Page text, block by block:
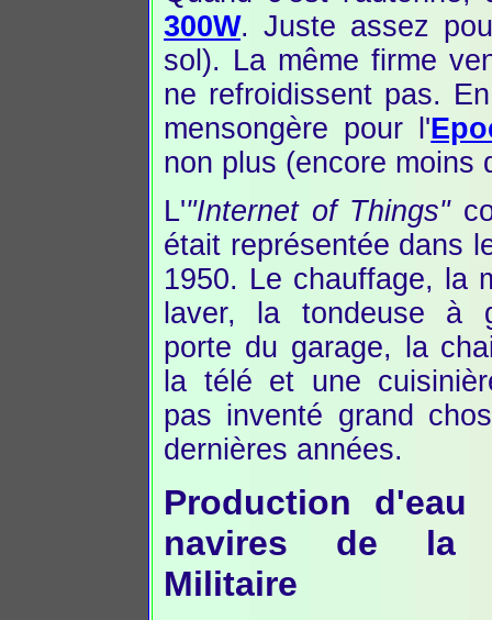
300W. Juste assez
sol). La même firme
ne refroidissent pas.
mensongère pour l'
non plus (encore moins
L'"Internet of Things"
était représentée dans
1950. Le chauffage, la
laver, la tondeuse à
porte du garage, la
la télé et une
pas inventé grand
dernières années.
Production
navires de la
Militaire